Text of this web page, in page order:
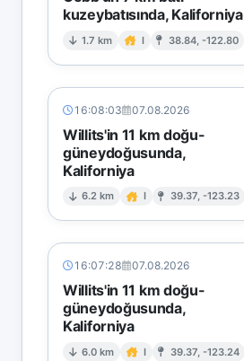
kuzeybatısında, Kaliforniya
1.7 km I 38.84, -122.80
16:08:03 07.08.2026
Willits'in 11 km doğu-
güneydoğusunda,
Kaliforniya
6.2 km I 39.37, -123.23
16:07:28 07.08.2026
Willits'in 11 km doğu-
güneydoğusunda,
Kaliforniya
6.0 km I 39.37, -123.24